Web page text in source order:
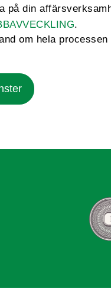
på din
.
om hela